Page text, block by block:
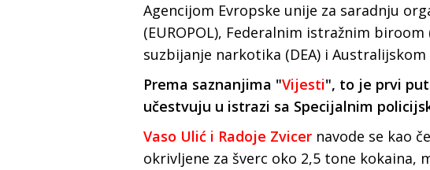
Agencijom Evropske unije za saradnju
(EUROPOL), Federalnim istražnim
suzbijanje narkotika (DEA) i
Prema saznanjima "Vijesti", to je prvi
učestvuju u istrazi sa Specijalnim
Vaso Ulić i Radoje Zvicer navode se kao
okrivljene za šverc oko 2,5 tone kokaina,